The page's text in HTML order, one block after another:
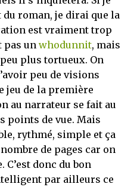
roman, je dirai que la
est vraiment trop
pas un whodunnit, mais
plus tortueux. On
peu de visions
jeu de la première
au narrateur se fait au
points de vue. Mais
rythmé, simple et ça
de pages car on
C’est donc du bon
par ailleurs ce